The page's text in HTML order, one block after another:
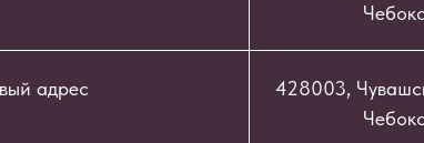
адрес
428003,